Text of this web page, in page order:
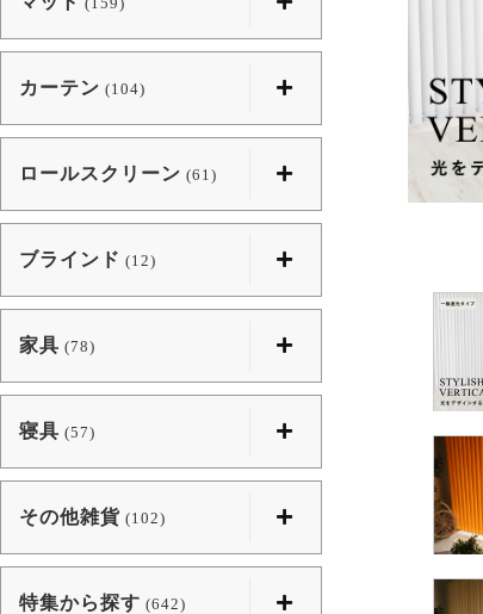
カーテン (104)
ロールスクリーン (61)
ブラインド (12)
家具 (78)
寝具 (57)
その他雑貨 (102)
特集から探す (642)